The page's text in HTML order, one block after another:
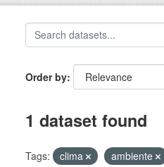
Order by
1 dataset found
Tags: clima ambiente